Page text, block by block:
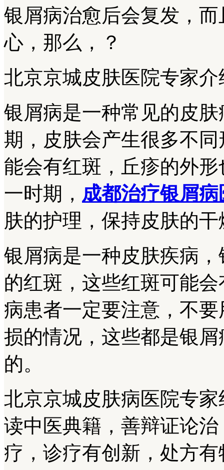
银屑病治愈后会复发，
心，那么，？
北京京城皮肤医院专家介
银屑病是一种常见的皮
期，皮肤会产生很多不
能会有红斑，丘疹的外
一时期， 成都治疗银屑病
肤的护理，保持皮肤的
银屑病是一种皮肤疾病
的红斑，这些红斑可能
病患者一定要注意，不
损的情况，这些都是银
的。
北京京城皮肤病医院专
读中医典籍，善辩证论
疗，诊疗有创新，处方